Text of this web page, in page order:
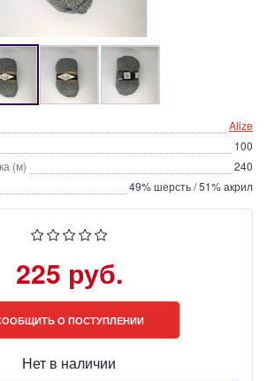
Alize
100
(м)
240
49% шерсть / 51% акрил
225 руб.
О ПОСТУПЛЕНИИ
Нет в наличии